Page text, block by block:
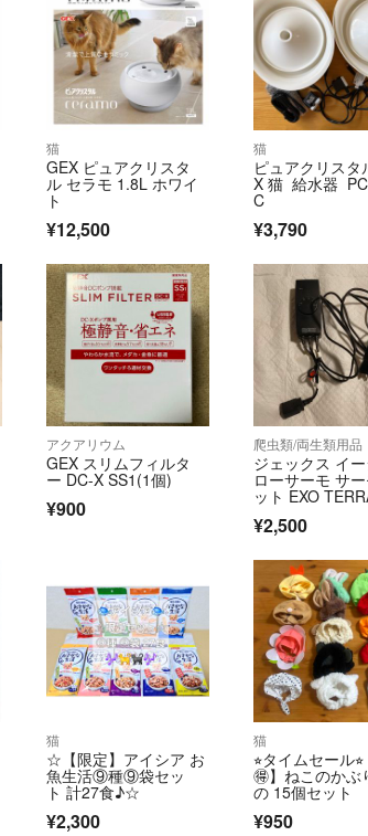
猫
GEX ピュアクリスタ
ル セラモ 1.8L ホワイ
ト
¥12,500
猫
ピュアクリス
X 猫 給水器
C
¥3,790
アクアリウム
GEX スリムフィルタ
ー DC-X SS1(1個)
¥900
爬虫類/両生類用品
ジェックス イ
ローサーモ サ
ット EXO
¥2,500
猫
☆【限定】アイシア お
魚生活⑨種⑨袋セッ
ト 計27食♪☆
¥2,300
猫
⭐︎タイムセール
🉐】ねこのかぶ
の 15個セット
¥950